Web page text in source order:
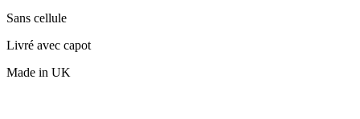
Sans cellule
Livré avec capot
Made in UK